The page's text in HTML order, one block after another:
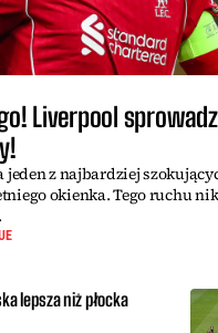
Liverpool
jeden z najbardziej
okienka. Tego ruchu
lepsza niż płocka